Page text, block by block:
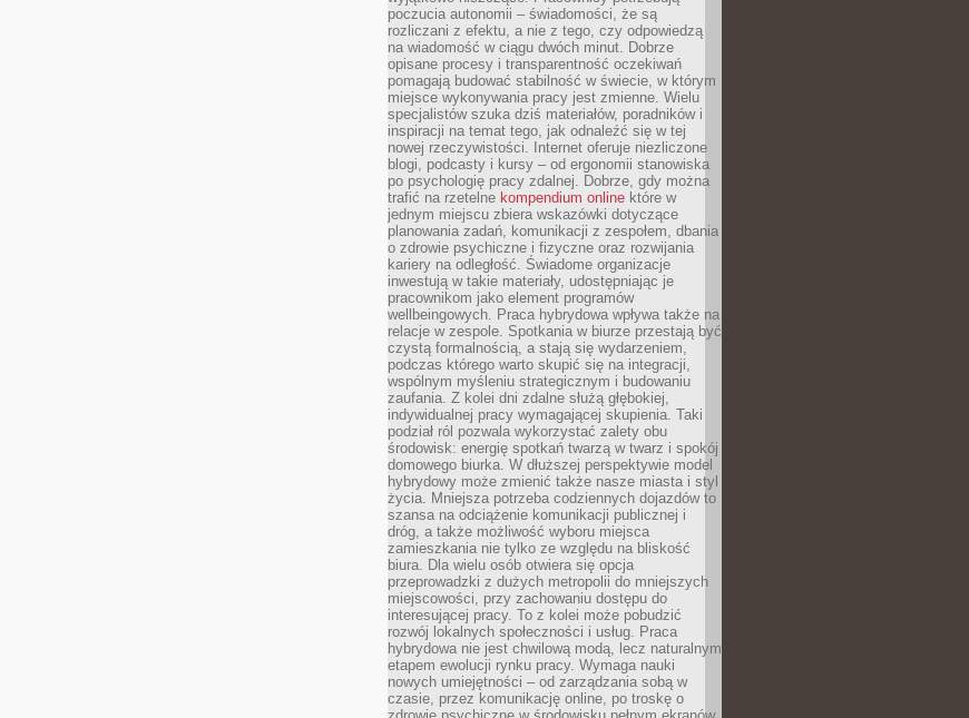
poczucia autonomii – świadomości, że są
rozliczani z efektu, a nie z tego, czy odpowiedzą
na wiadomość w ciągu dwóch minut. Dobrze
opisane procesy i transparentność oczekiwań
pomagają budować stabilność w świecie, w którym
miejsce wykonywania pracy jest zmienne. Wielu
specjalistów szuka dziś materiałów, poradników i
inspiracji na temat tego, jak odnaleźć się w tej
nowej rzeczywistości. Internet oferuje niezliczone
blogi, podcasty i kursy – od ergonomii stanowiska
po psychologię pracy zdalnej. Dobrze, gdy można
trafić na rzetelne kompendium online które w
jednym miejscu zbiera wskazówki dotyczące
planowania zadań, komunikacji z zespołem, dbania
o zdrowie psychiczne i fizyczne oraz rozwijania
kariery na odległość. Świadome organizacje
inwestują w takie materiały, udostępniając je
pracownikom jako element programów
wellbeingowych. Praca hybrydowa wpływa także na
relacje w zespole. Spotkania w biurze przestają być
czystą formalnością, a stają się wydarzeniem,
podczas którego warto skupić się na integracji,
wspólnym myśleniu strategicznym i budowaniu
zaufania. Z kolei dni zdalne służą głębokiej,
indywidualnej pracy wymagającej skupienia. Taki
podział ról pozwala wykorzystać zalety obu
środowisk: energię spotkań twarzą w twarz i spokój
domowego biurka. W dłuższej perspektywie model
hybrydowy może zmienić także nasze miasta i styl
życia. Mniejsza potrzeba codziennych dojazdów to
szansa na odciążenie komunikacji publicznej i
dróg, a także możliwość wyboru miejsca
zamieszkania nie tylko ze względu na bliskość
biura. Dla wielu osób otwiera się opcja
przeprowadzki z dużych metropolii do mniejszych
miejscowości, przy zachowaniu dostępu do
interesującej pracy. To z kolei może pobudzić
rozwój lokalnych społeczności i usług. Praca
hybrydowa nie jest chwilową modą, lecz naturalnym
etapem ewolucji rynku pracy. Wymaga nauki
nowych umiejętności – od zarządzania sobą w
czasie, przez komunikację online, po troskę o